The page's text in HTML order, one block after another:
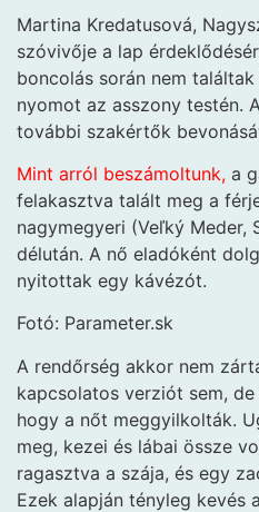
Martina Kredatusová,
szóvivője a lap
boncolás során nem
nyomot az asszony testén.
további szakértők
Mint arról beszámoltunk, a
felakasztva talált meg a
nagymegyeri (Veľký Meder,
délután. A nő eladóként
nyitottak egy kávézót.
Fotó: Parameter.sk
A rendőrség akkor nem
kapcsolatos verziót sem,
hogy a nőt meggyilkolták.
meg, kezei és lábai össze
ragasztva a szája, és egy
Ezek alapján tényleg kevés